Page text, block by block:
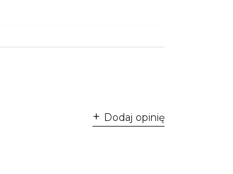
Dodaj opinię